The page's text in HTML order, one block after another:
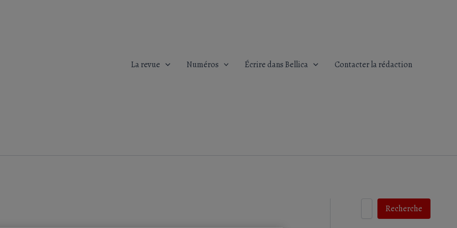
La revue Numéros Écrire dans Bellica Contacter la rédaction
Recherche
Recherche